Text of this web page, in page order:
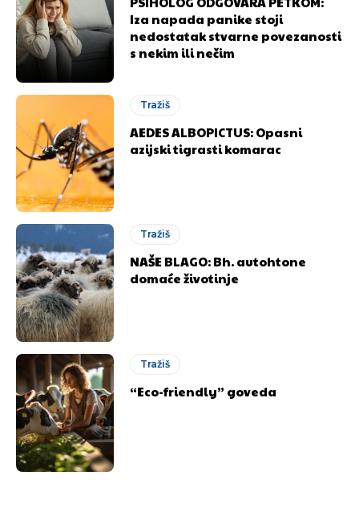
Iza napada panike stoji
nedostatak stvarne povezanosti
s nekim ili nečim
Tražiš
AEDES ALBOPICTUS: Opasni
azijski tigrasti komarac
Tražiš
NAŠE BLAGO: Bh. autohtone
domaće životinje
Tražiš
“Eco-friendly” goveda